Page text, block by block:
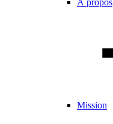
À propos
Mission